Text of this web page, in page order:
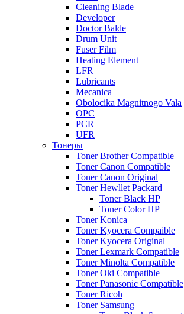
Cleaning Blade
Developer
Doctor Balde
Drum Unit
Fuser Film
Heating Element
LFR
Lubricants
Mecanica
Obolocika Magnitnogo Vala
OPC
PCR
UFR
Тонеры
Toner Brother Compatible
Toner Canon Compatible
Toner Canon Original
Toner Hewllet Packard
Toner Black HP
Toner Color HP
Toner Konica
Toner Kyocera Compaible
Toner Kyocera Original
Toner Lexmark Compatible
Toner Minolta Compatible
Toner Oki Compatible
Toner Panasonic Compatible
Toner Ricoh
Toner Samsung